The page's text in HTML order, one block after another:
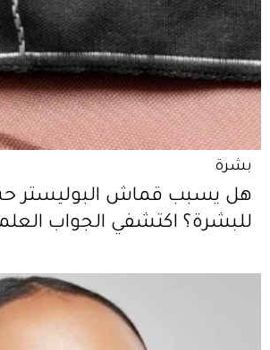
بشرة
هل يسبب قماش البوليستر
للبشرة؟ اكتشفي الجواب